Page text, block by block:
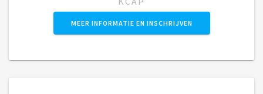
MEER INFORMATIE EN INSCHRIJVEN